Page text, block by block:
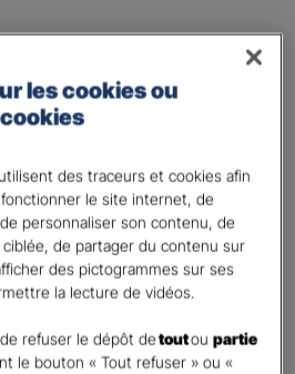
:
?*
les cookies ou
des traceurs et cookies afin
le site internet, de
personnaliser son contenu, de
de partager du contenu sur
des pictogrammes sur ses
la lecture de vidéos.
refuser le dépôt detoutoupartie
le bouton « Tout refuser » ou «